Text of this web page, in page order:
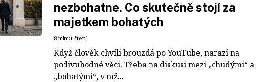
nezbohatne. Co skutečně stojí za
majetkem bohatých
8 minut čtení
Když člověk chvíli brouzdá po YouTube, narazí na
podivuhodné věci. Třeba na diskusi mezi „chudými“ a
„bohatými“, v níž...